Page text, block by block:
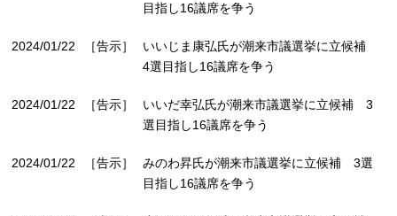
目指し16議席を争う
2024/01/22 ［告示］
いいじま康弘氏が潮来市議選挙に立候補
4選目指し16議席を争う
2024/01/22 ［告示］
いいだ幸弘氏が潮来市議選挙に立候補 3
選目指し16議席を争う
2024/01/22 ［告示］
みのわ昇氏が潮来市議選挙に立候補 3選
目指し16議席を争う